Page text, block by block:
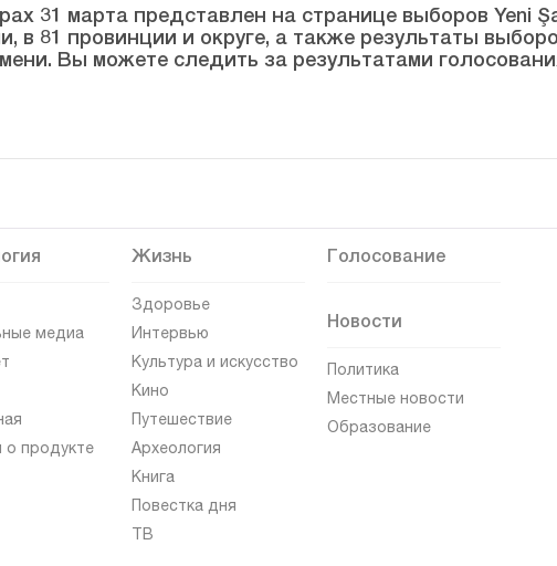
31 марта представлен на странице выборов Yeni
в 81 провинции и округе, а также результаты
Вы можете следить за результатами
медиа
о продукте
Жизнь
Здоровье
Интервью
Культура и искусство
Кино
Путешествие
Археология
Книга
Повестка дня
ТВ
Голосование
Новости
Политика
Местные новости
Образование